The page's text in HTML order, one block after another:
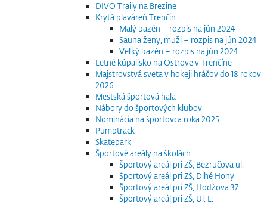
DIVO Traily na Brezine
Krytá plaváreň Trenčín
Malý bazén – rozpis na jún 2024
Sauna ženy, muži – rozpis na jún 2024
Veľký bazén – rozpis na jún 2024
Letné kúpalisko na Ostrove v Trenčíne
Majstrovstvá sveta v hokeji hráčov do 18 rokov
2026
Mestská športová hala
Nábory do športových klubov
Nominácia na športovca roka 2025
Pumptrack
Skatepark
Športové areály na školách
Športový areál pri ZŠ, Bezručova ul.
Športový areál pri ZŠ, Dlhé Hony
Športový areál pri ZŠ, Hodžova 37
Športový areál pri ZŠ, Ul. L.